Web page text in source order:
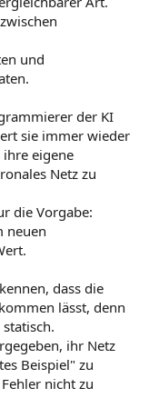
und
der KI
sie immer wieder
ihre eigene
Netz zu
die Vorgabe:
neuen
dass die
lässt, denn
ihr Netz
Beispiel" zu
nicht zu